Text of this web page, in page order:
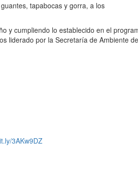
tapabocas y gorra, a los
y cumpliendo lo establecido en el
liderado por la Secretaría de Ambiente de
3AKw9DZ